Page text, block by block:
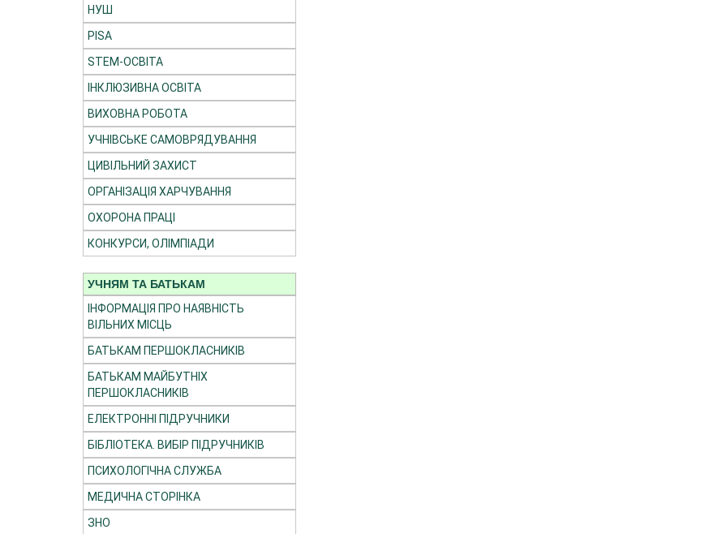
НУШ
PISA
STEM-ОСВІТА
ІНКЛЮЗИВНА ОСВІТА
ВИХОВНА РОБОТА
УЧНІВСЬКЕ САМОВРЯДУВАННЯ
ЦИВІЛЬНИЙ ЗАХИСТ
ОРГАНІЗАЦІЯ ХАРЧУВАННЯ
ОХОРОНА ПРАЦІ
КОНКУРСИ, ОЛІМПІАДИ
УЧНЯМ ТА БАТЬКАМ
ІНФОРМАЦІЯ ПРО НАЯВНІСТЬ
ВІЛЬНИХ МІСЦЬ
БАТЬКАМ ПЕРШОКЛАСНИКІВ
БАТЬКАМ МАЙБУТНІХ
ПЕРШОКЛАСНИКІВ
ЕЛЕКТРОННІ ПІДРУЧНИКИ
БІБЛІОТЕКА. ВИБІР ПІДРУЧНИКІВ
ПСИХОЛОГІЧНА СЛУЖБА
МЕДИЧНА СТОРІНКА
ЗНО